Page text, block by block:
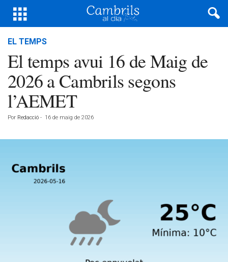
EL TEMPS
El temps avui 16 de Maig de
2026 a Cambrils segons
l’AEMET
Por Redacció - 16 de maig de 2026